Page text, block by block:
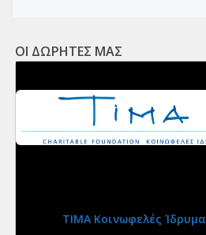
ΟΙ ΔΩΡΗΤΕΣ ΜΑΣ
ΤΙΜΑ Κοινωφελές Ίδρυμα